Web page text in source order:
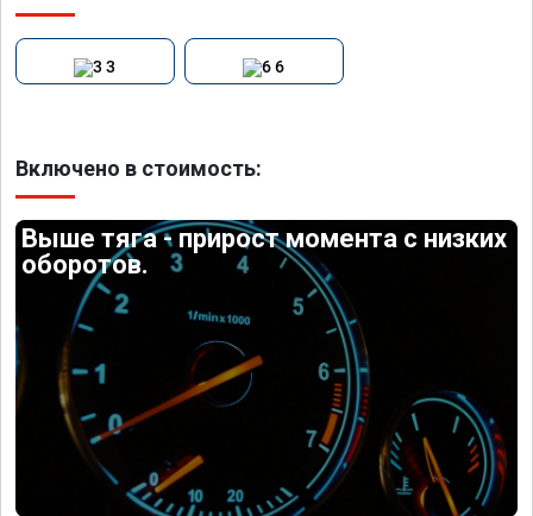
3 6
Включено в стоимость:
Выше тяга - прирост момента с низких
оборотов.